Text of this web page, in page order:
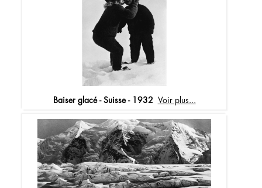
Baiser glacé - Suisse - 1932 Voir plus...